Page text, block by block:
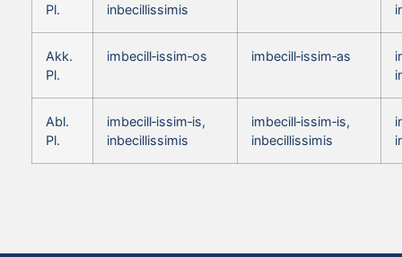
Pl.
inbecillissimis
Akk.
Pl.
imbecill‑issim‑os imbecill‑issim‑as
Abl.
Pl.
imbecill‑issim‑is,
inbecillissimis
imbecill‑issim‑is,
inbecillissimis